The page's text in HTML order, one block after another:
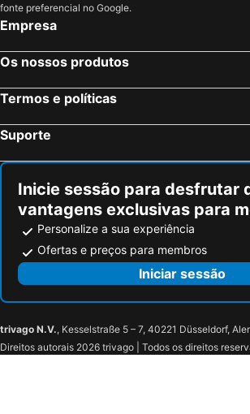
fonte preferencial no Google.
Empresa
Os nossos produtos
Termos e políticas
Suporte
Inicie sessão para desfrutar
vantagens exclusivas para
Personalize a sua experiência
Ofertas e preços para membros
Iniciar sessão
trivago N.V., Kesselstraße 5 – 7, 40221 Düsseldorf,
Direitos autorais 2026 trivago | Todos os direitos